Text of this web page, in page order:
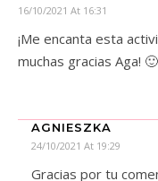
16/10/2021 At 16:31
¡Me encanta esta
muchas gracias Aga! 🙂
AGNIESZKA
24/10/2021 At 19:29
Gracias por tu